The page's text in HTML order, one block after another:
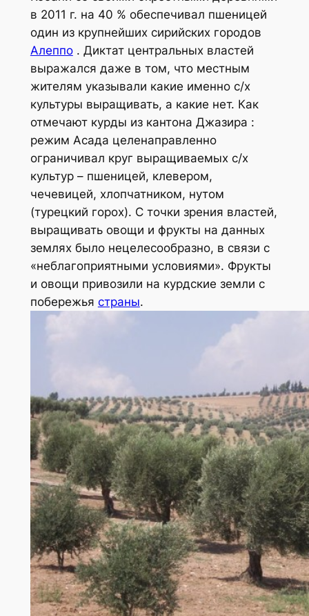
в 2011 г. на 40 % обеспечивал пшеницей
один из крупнейших сирийских городов
Алеппо. Диктат центральных властей
выражался даже в том, что местным
жителям указывали какие именно с/х
культуры выращивать, а какие нет. Как
отмечают курды из кантона Джазира :
режим Асада целенаправленно
ограничивал круг выращиваемых с/х
культур – пшеницей, клевером,
чечевицей, хлопчатником, нутом
(турецкий горох). С точки зрения властей,
выращивать овощи и фрукты на данных
землях было нецелесообразно, в связи с
«неблагоприятными условиями». Фрукты
и овощи привозили на курдские земли с
побережья страны.